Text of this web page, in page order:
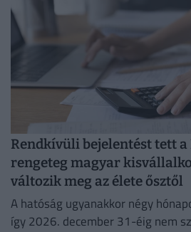
Rendkívüli bejelentést tett a
rengeteg magyar
változik meg az élete ősztől
A hatóság ugyanakkor négy
így 2026. december 31-éig nem